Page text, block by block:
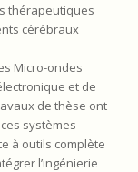
thérapeutiques
cérébraux
Micro-ondes
et de
de thèse ont
systèmes
à outils complète
l’ingénierie